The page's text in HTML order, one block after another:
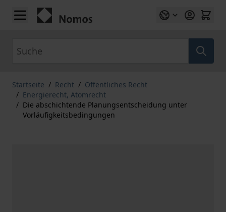
Zum Inhalt springen
Startseite / Recht / Öffentliches Recht
/ Energierecht, Atomrecht
/ Die abschichtende Planungsentscheidung unter
Vorläufigkeitsbedingungen